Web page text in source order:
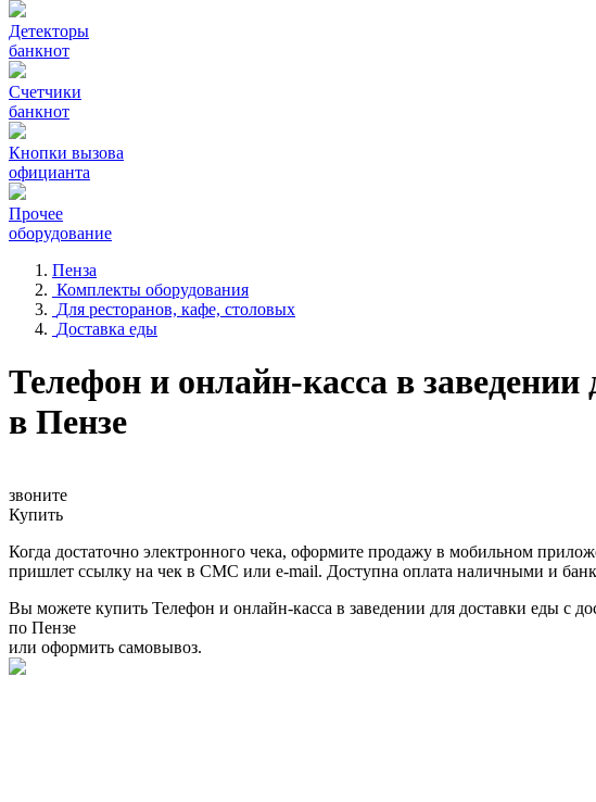
Детекторы
банкнот
Счетчики
банкнот
Кнопки вызова
официанта
Прочее
оборудование
Пенза
Комплекты оборудования
Для ресторанов, кафе, столовых
Доставка еды
Телефон и онлайн-касса в заведении
в Пензе
звоните
Купить
Когда достаточно электронного чека, оформите продажу в мобильном
пришлет ссылку на чек в СМС или e-mail. Доступна оплата наличными и
Вы можете купить Телефон и онлайн-касса в заведении для доставки еды с
по Пензе
или оформить самовывоз.